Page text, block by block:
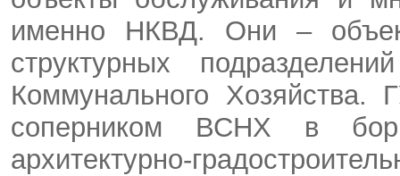
именно НКВД. Они –
структурных
Коммунального
соперником ВСНХ в
архитектурно-